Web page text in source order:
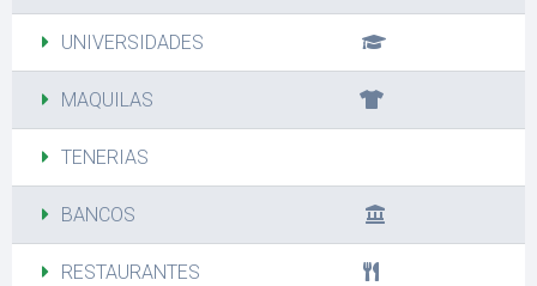
UNIVERSIDADES
MAQUILAS
TENERIAS
BANCOS
RESTAURANTES